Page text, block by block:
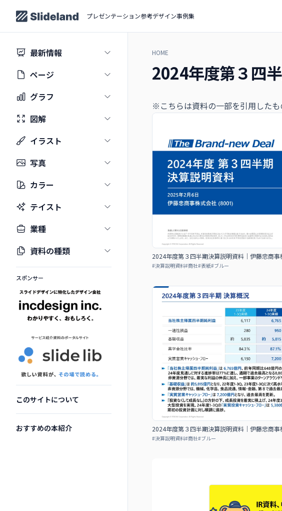
プレゼンテーション参考デザイン事例集
最新情報
ページ
グラフ
図解
イラスト
写真
カラー
テイスト
業種
資料の種類
スポンサー
このサイトについて
おすすめの本紹介
HOME
2024年度第３四
※こちらは資料の一部を引用したも
2024年度第３四半期決算説明資料｜伊藤忠商事
#決算説明資料#商社#表紙#ブルー
2024年度第３四半期決算説明資料｜伊藤忠商事
#決算説明資料#商社#ブルー